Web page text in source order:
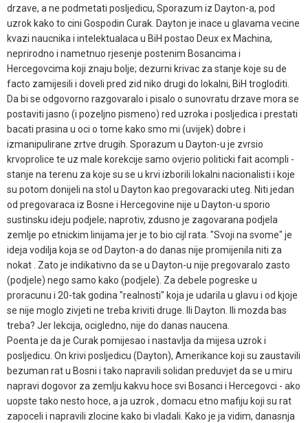
drzave, a ne podmetati posljedicu, Sporazum iz Dayton-a, pod
uzrok kako to cini Gospodin Curak. Dayton je inace u glavama vecine
kvazi naucnika i intelektualaca u BiH postao Deux ex Machina,
neprirodno i nametnuo rjesenje postenim Bosancima i
Hercegovcima koji znaju bolje; dezurni krivac za stanje koje su de
facto zamijesili i doveli pred zid niko drugi do lokalni, BiH trogloditi.
Da bi se odgovorno razgovaralo i pisalo o sunovratu drzave mora se
postaviti jasno (i pozeljno pismeno) red uzroka i posljedica i prestati
bacati prasina u oci o tome kako smo mi (uvijek) dobre i
izmanipulirane zrtve drugih. Sporazum u Dayton-u je zvrsio
krvoprolice te uz male korekcije samo ovjerio politicki fait acompli -
stanje na terenu za koje su se u krvi izborili lokalni nacionalisti i koje
su potom donijeli na stol u Dayton kao pregovaracki uteg. Niti jedan
od pregovaraca iz Bosne i Hercegovine nije u Dayton-u sporio
sustinsku ideju podjele; naprotiv, zdusno je zagovarana podjela
zemlje po etnickim linijama jer je to bio cijl rata. "Svoji na svome" je
ideja vodilja koja se od Dayton-a do danas nije promijenila niti za
nokat . Zato je indikativno da se u Dayton-u nije pregovaralo zasto
(podjele) nego samo kako (podjele). Za debele pogreske u
proracunu i 20-tak godina "realnosti" koja je udarila u glavu i od kjoje
se nije moglo zivjeti ne treba kriviti druge. Ili Dayton. Ili mozda bas
treba? Jer lekcija, ocigledno, nije do danas naucena.
Poenta je da je Curak pomijesao i nastavlja da mijesa uzrok i
posljedicu. On krivi posljedicu (Dayton), Amerikance koji su zaustavili
bezuman rat u Bosni i tako napravili solidan preduvjet da se u miru
napravi dogovor za zemlju kakvu hoce svi Bosanci i Hercegovci - ako
uopste tako nesto hoce, a ja uzrok , domacu etno mafiju koji su rat
zapoceli i napravili zlocine kako bi vladali. Kako je ja vidim, danasnja